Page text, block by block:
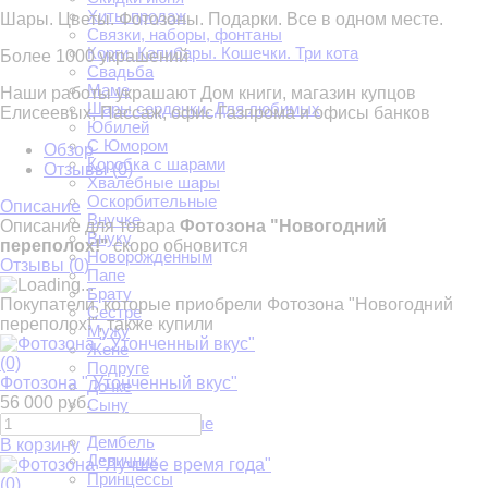
Хиты продаж
Связки, наборы, фонтаны
Корги. Капибары. Кошечки. Три кота
Свадьба
Маме
Шары сердечки. Для любимых
Юбилей
С Юмором
Коробка с шарами
Хвалебные шары
Оскорбительные
Внучке
Внуку
Новорожденным
Папе
Брату
Сестре
Мужу
Жене
Подруге
Дочке
Сыну
Фольгированные
Дембель
Девичник
Принцессы
Шары. Цветы. Фотозоны. Подарки. Все в одном месте.
Более 1000 украшений
Наши работы украшают Дом книги, магазин купцов
Елисеевых, Пассаж, офис Газпрома и офисы банков
Обзор
Отзывы (0)
Описание
Описание для товара Фотозона "Новогодний
переполох!"скоро обновится
Отзывы (0)
Покупатели, которые приобрели Фотозона "Новогодний
переполох!", также купили
(0)
Фотозона " Утонченный вкус"
56 000 руб.
В корзину
(0)